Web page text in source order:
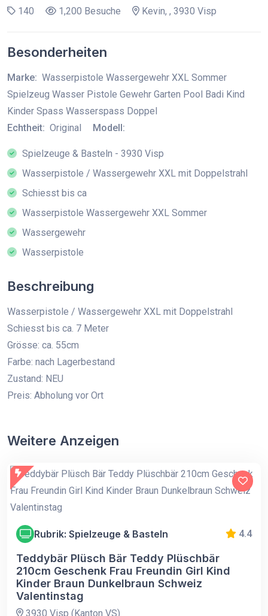
140 1,200 Besuche Kevin, , 3930 Visp
Besonderheiten
Marke: Wasserpistole Wassergewehr XXL Sommer
Spielzeug Wasser Pistole Gewehr Garten Pool Badi Kind
Kinder Spass Wasserspass Doppel
Echtheit: Original Modell:
Spielzeuge & Basteln - 3930 Visp
Wasserpistole / Wassergewehr XXL mit Doppelstrahl
Schiesst bis ca
Wasserpistole Wassergewehr XXL Sommer
Wassergewehr
Wasserpistole
Beschreibung
Wasserpistole / Wassergewehr XXL mit Doppelstrahl
Schiesst bis ca. 7 Meter
Grösse: ca. 55cm
Farbe: nach Lagerbestand
Zustand: NEU
Preis: Abholung vor Ort
Weitere Anzeigen
Rubrik: Spielzeuge & Basteln 4.4
Teddybär Plüsch Bär Teddy Plüschbär
210cm Geschenk Frau Freundin Girl Kind
Kinder Braun Dunkelbraun Schweiz
Valentinstag
3930 Visp (Kanton VS)